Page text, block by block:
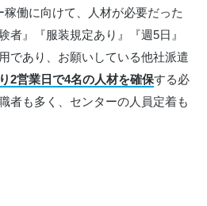
働に向けて、人材が必要だった
者』『服装規定あり』『週5日』
であり、お願いしている他社派遣
2営業日で4名の人材を確保する必
者も多く、センターの人員定着も